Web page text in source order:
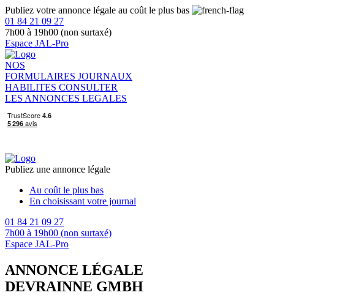
Publiez votre annonce légale au coût le plus bas
01 84 21 09 27
7h00 à 19h00 (non surtaxé)
Espace JAL-Pro
NOS
FORMULAIRES JOURNAUX
HABILITES CONSULTER
LES ANNONCES LEGALES
Publiez une annonce légale
Au coût le plus bas
En choisissant votre journal
01 84 21 09 27
7h00 à 19h00 (non surtaxé)
Espace JAL-Pro
ANNONCE LÉGALE
DEVRAINNE GMBH